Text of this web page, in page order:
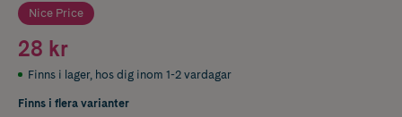
Nice Price
28 kr
Finns i lager, hos dig inom 1-2 vardagar
Finns i flera varianter